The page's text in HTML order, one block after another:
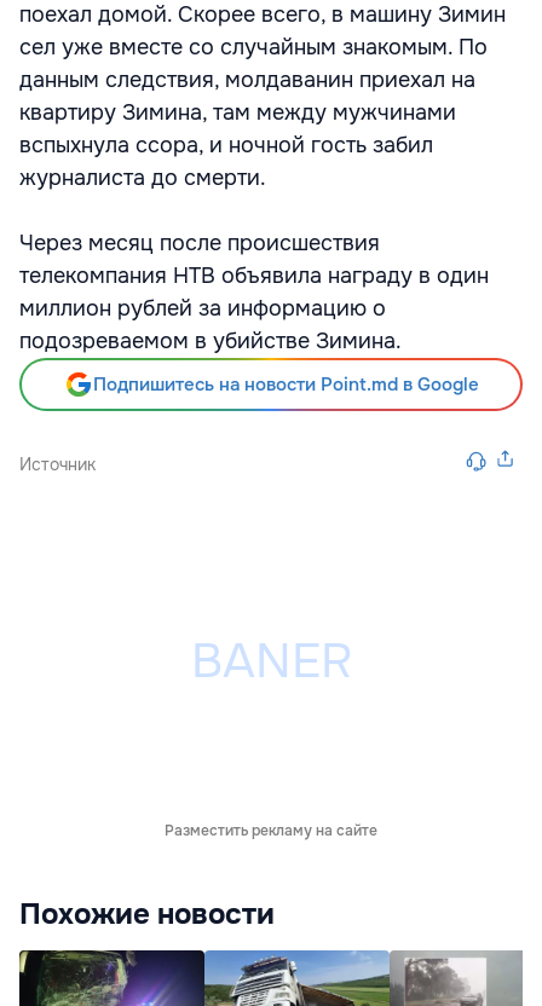
поехал домой. Скорее всего, в машину Зимин
сел уже вместе со случайным знакомым. По
данным следствия, молдаванин приехал на
квартиру Зимина, там между мужчинами
вспыхнула ссора, и ночной гость забил
журналиста до смерти.
Через месяц после происшествия
телекомпания НТВ объявила награду в один
миллион рублей за информацию о
подозреваемом в убийстве Зимина.
Подпишитесь на новости Point.md в Google
Источник
Разместить рекламу на сайте
Похожие новости